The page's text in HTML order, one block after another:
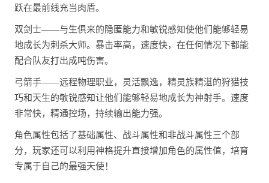
跃在最前线充当肉盾。
双剑士——与生俱来的隐匿能力和敏锐感知使他们能够轻易
地成长为刺杀大师。暴击率高，速度快，在任何情况下都能
配合队友打出成吨伤害。
弓箭手——远程物理职业，灵活飘逸，精灵族精湛的狩猎技
巧和天生的敏锐感知让他们能够轻易地成长为神射手。速度
非常快，精通控场，持续输出能力强。
角色属性包括了基础属性、战斗属性和非战斗属性三个部
分，玩家还可以利用神格提升直接增加角色的属性值，培育
专属于自己的最强天使！